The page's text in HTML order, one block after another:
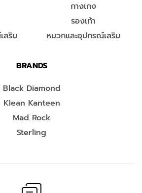
สริม
กางเกง
รองเท้า
หมวกและอุปกรณ์เสริม
BRANDS
Black Diamond
Klean Kanteen
Mad Rock
Sterling